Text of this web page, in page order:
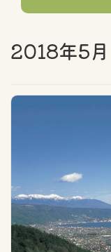
テーマ
すべてのタグ
移住者の声
エリア
カテゴリー一覧
2018年5月